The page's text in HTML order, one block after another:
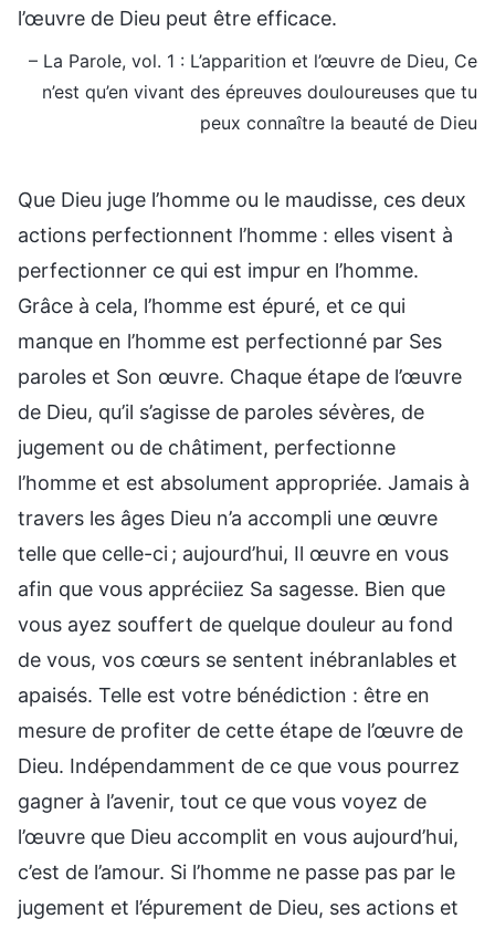
l’œuvre de Dieu peut être efficace.
– La Parole, vol. 1 : L’apparition et l’œuvre de Dieu, Ce
n’est qu’en vivant des épreuves douloureuses que tu
peux connaître la beauté de Dieu
Que Dieu juge l’homme ou le maudisse, ces deux
actions perfectionnent l’homme : elles visent à
perfectionner ce qui est impur en l’homme.
Grâce à cela, l’homme est épuré, et ce qui
manque en l’homme est perfectionné par Ses
paroles et Son œuvre. Chaque étape de l’œuvre
de Dieu, qu’il s’agisse de paroles sévères, de
jugement ou de châtiment, perfectionne
l’homme et est absolument appropriée. Jamais à
travers les âges Dieu n’a accompli une œuvre
telle que celle-ci ; aujourd’hui, Il œuvre en vous
afin que vous appréciiez Sa sagesse. Bien que
vous ayez souffert de quelque douleur au fond
de vous, vos cœurs se sentent inébranlables et
apaisés. Telle est votre bénédiction : être en
mesure de profiter de cette étape de l’œuvre de
Dieu. Indépendamment de ce que vous pourrez
gagner à l’avenir, tout ce que vous voyez de
l’œuvre que Dieu accomplit en vous aujourd’hui,
c’est de l’amour. Si l’homme ne passe pas par le
jugement et l’épurement de Dieu, ses actions et